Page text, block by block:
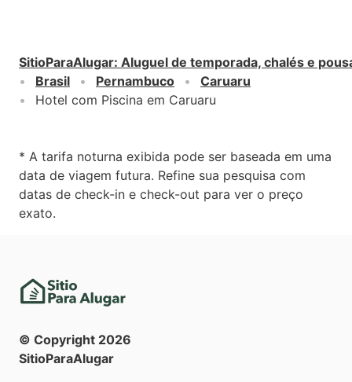
SitioParaAlugar: Aluguel de temporada, chalés e
Brasil
Pernambuco
Caruaru
Hotel com Piscina em Caruaru
* A tarifa noturna exibida pode ser baseada em uma
data de viagem futura. Refine sua pesquisa com
datas de check-in e check-out para ver o preço
exato.
© Copyright 2026
SitioParaAlugar